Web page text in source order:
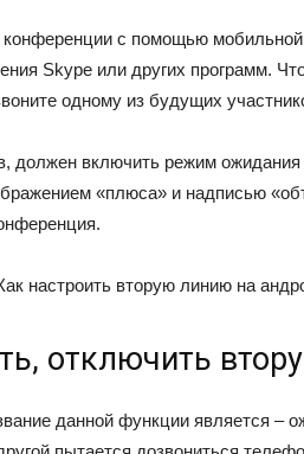
конференции с помощью
Skype или других программ.
одному из будущих
должен включить режим ожидания
«плюса» и надписью
настроить вторую линию на
отключить
данной функции является –